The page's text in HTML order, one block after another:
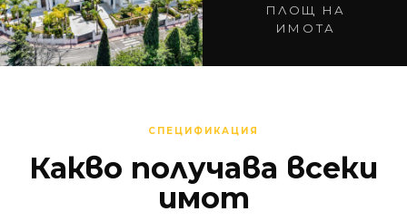
ПЛОЩ НА
ИМОТА
СПЕЦИФИКАЦИЯ
Какво получава всеки
имот